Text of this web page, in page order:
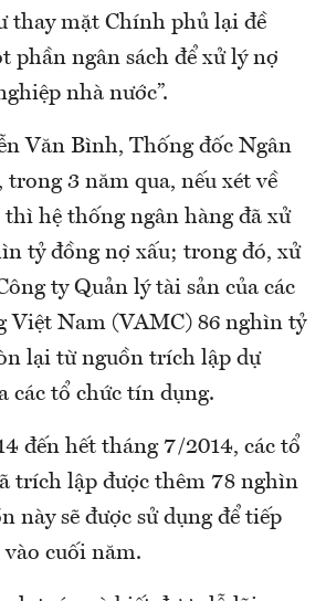
thay mặt Chính phủ lại đề
phần ngân sách để xử lý nợ
nhà nước”.
Văn Bình, Thống đốc Ngân
trong 3 năm qua, nếu xét về
thì hệ thống ngân hàng đã xử
tỷ đồng nợ xấu; trong đó, xử
ty Quản lý tài sản của các
Việt Nam (VAMC) 86 nghìn tỷ
lại từ nguồn trích lập dự
các tổ chức tín dụng.
đến hết tháng 7/2014, các tổ
trích lập được thêm 78 nghìn
này sẽ được sử dụng để tiếp
cuối năm.